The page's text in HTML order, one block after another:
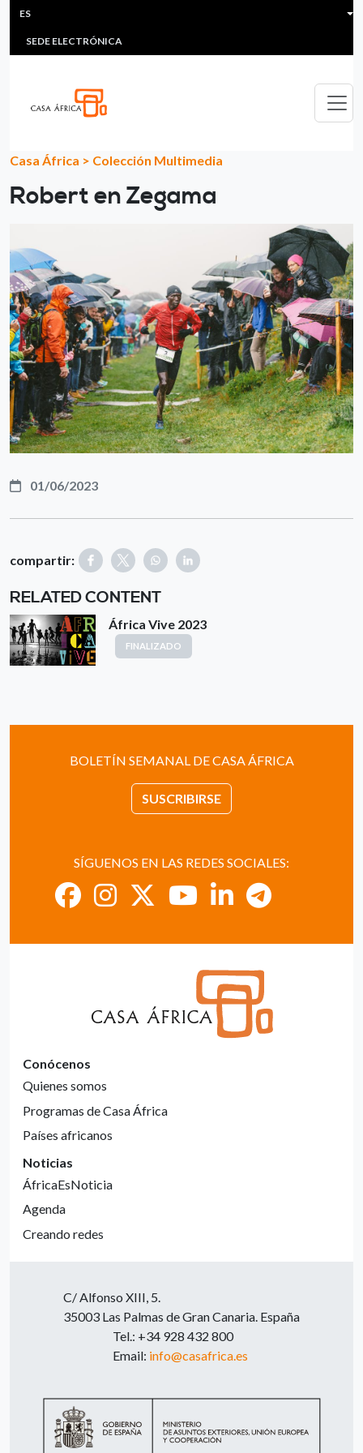
Pasar al contenido principal
HEADER MENU
MULTIMEDIA
SEDE ELECTRÓNICA
ES
Casa África > Colección Multimedia
Robert en Zegama
01/06/2023
compartir:
RELATED CONTENT
África Vive 2023
FINALIZADO
BOLETÍN SEMANAL DE CASA ÁFRICA
SUSCRIBIRSE
SÍGUENOS EN LAS REDES SOCIALES:
Conócenos
Quienes somos
Programas de Casa África
Países africanos
Noticias
ÁfricaEsNoticia
Agenda
Creando redes
C/ Alfonso XIII, 5.
35003 Las Palmas de Gran Canaria. España
Tel.: +34 928 432 800
Email: info@casafrica.es